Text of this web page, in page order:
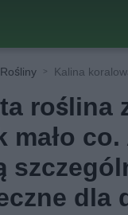
Rośliny Kalina
roślina
mało co.
dla